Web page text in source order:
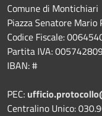
Comune di Montichiari
Piazza Senatore
Codice Fiscale:
Partita IVA:
IBAN: #
PEC:
Centralino Unico: